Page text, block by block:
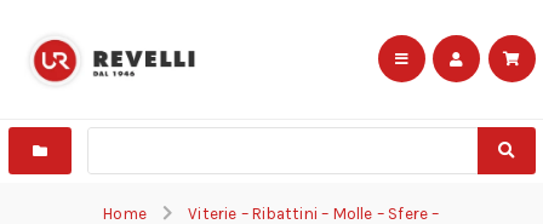
Home
Viterie – Ribattini – Molle – Sfere –